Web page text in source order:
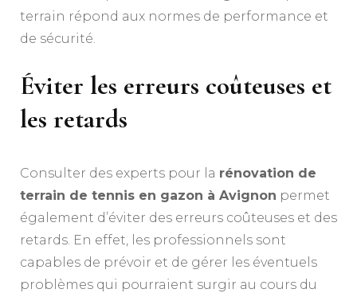
terrain répond aux normes de performance et
de sécurité.
Éviter les erreurs coûteuses et
les retards
Consulter des experts pour la rénovation de
terrain de tennis en gazon à Avignon permet
également d’éviter des erreurs coûteuses et des
retards. En effet, les professionnels sont
capables de prévoir et de gérer les éventuels
problèmes qui pourraient surgir au cours du